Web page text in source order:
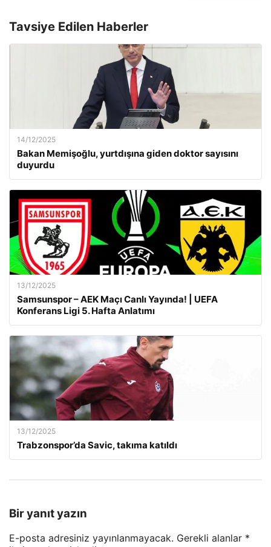
Tavsiye Edilen Haberler
14/12/2025
Bakan Memişoğlu, yurtdışına giden doktor sayısını
duyurdu
13/12/2025
Samsunspor – AEK Maçı Canlı Yayında! | UEFA
Konferans Ligi 5. Hafta Anlatımı
13/12/2025
Trabzonspor’da Savic, takıma katıldı
Bir yanıt yazın
E-posta adresiniz yayınlanmayacak. Gerekli alanlar *